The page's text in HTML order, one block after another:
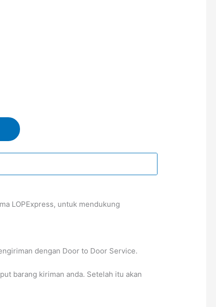
LOPExpress, untuk mendukung
dengan Door to Door Service.
barang kiriman anda. Setelah itu akan